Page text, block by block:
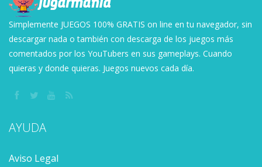
Simplemente JUEGOS 100% GRATIS on line en tu navegador, sin
descargar nada o también con descarga de los juegos más
comentados por los YouTubers en sus gameplays. Cuando
quieras y donde quieras. Juegos nuevos cada día.
AYUDA
Aviso Legal